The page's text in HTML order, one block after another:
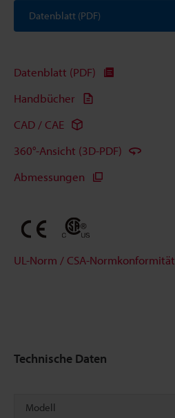
Datenblatt (PDF)
Datenblatt (PDF)
Handbücher
CAD / CAE
360°-Ansicht (3D-PDF)
Abmessungen
UL-Norm / CSA-Normkonformität
Technische Daten
Modell